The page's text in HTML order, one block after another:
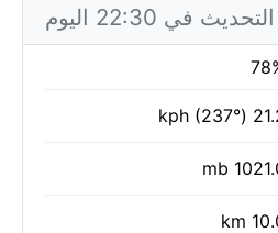
في 22:30 اليوم
21.2 kph
1021.0
10.0